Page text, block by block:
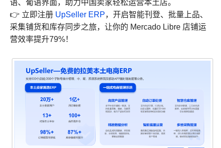
语、葡语界面，助力中国卖家轻松运营本土店。
👉 立即注册 UpSeller ERP，开启智能刊登、批量上品、
采集铺货和库存同步之旅，让你的 Mercado Libre 店铺运
营效率提升79%！